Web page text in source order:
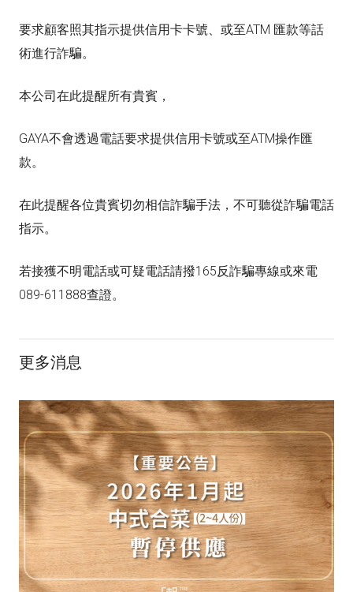
要求顧客照其指示提供信用卡卡號、或至ATM 匯款等話
術進行詐騙。
本公司在此提醒所有貴賓，
GAYA不會透過電話要求提供信用卡號或至ATM操作匯
款。
在此提醒各位貴賓切勿相信詐騙手法，不可聽從詐騙電話
指示。
若接獲不明電話或可疑電話請撥165反詐騙專線或來電
089-611888查證。
更多消息